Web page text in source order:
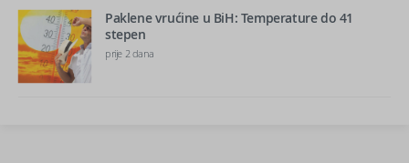
Paklene vrućine u BiH: Temperature do 41
stepen
prije 2 dana